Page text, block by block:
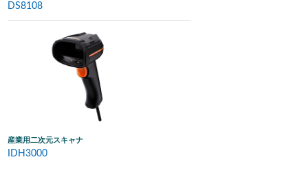
DS8108
産業用二次元スキャナ
IDH3000